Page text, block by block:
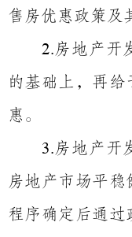
售房优惠政策及
2.房地产开
的基础上，再
惠。
3.房地产开
房地产市场平
程序确定后通过